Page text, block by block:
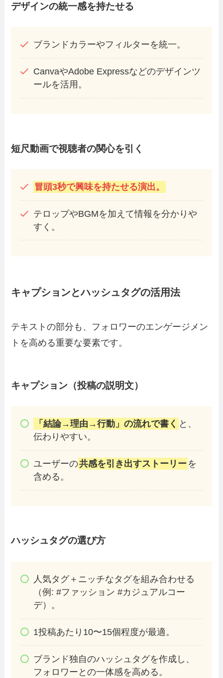
デザインの統一感を持たせる
ブランドカラーやフィルターを統一。
CanvaやAdobe Expressなどのデザインツ
ールを活用。
短尺動画で視聴者の関心を引く
冒頭3秒で興味を持たせる演出。
テロップやBGMを加えて情報を分かりや
すく。
キャプションとハッシュタグの活用法
テキストの部分も、フォロワーのエンゲージメン
トを高める重要な要素です。
キャプション（投稿の説明文）
「結論→理由→行動」の流れで書く と、
伝わりやすい。
ユーザーの共感を引き出すストーリー を
含める。
ハッシュタグの選び方
人気タグ＋ニッチなタグを組み合わせる
（例: #ファッション #カジュアルコー
デ）。
1投稿あたり10〜15個程度が最適。
ブランド独自のハッシュタグを作成し、
フォロワーとの一体感を高める。